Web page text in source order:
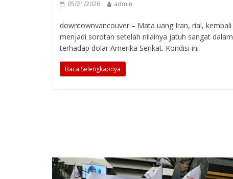
05/21/2026 admin
downtownvancouver – Mata uang Iran, rial, kembali
menjadi sorotan setelah nilainya jatuh sangat dalam
terhadap dolar Amerika Serikat. Kondisi ini
Baca Selengkapnya